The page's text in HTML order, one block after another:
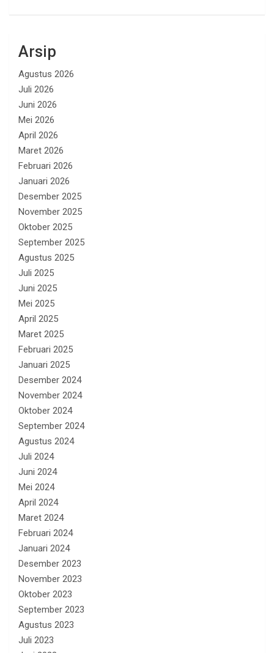
Arsip
Agustus 2026
Juli 2026
Juni 2026
Mei 2026
April 2026
Maret 2026
Februari 2026
Januari 2026
Desember 2025
November 2025
Oktober 2025
September 2025
Agustus 2025
Juli 2025
Juni 2025
Mei 2025
April 2025
Maret 2025
Februari 2025
Januari 2025
Desember 2024
November 2024
Oktober 2024
September 2024
Agustus 2024
Juli 2024
Juni 2024
Mei 2024
April 2024
Maret 2024
Februari 2024
Januari 2024
Desember 2023
November 2023
Oktober 2023
September 2023
Agustus 2023
Juli 2023